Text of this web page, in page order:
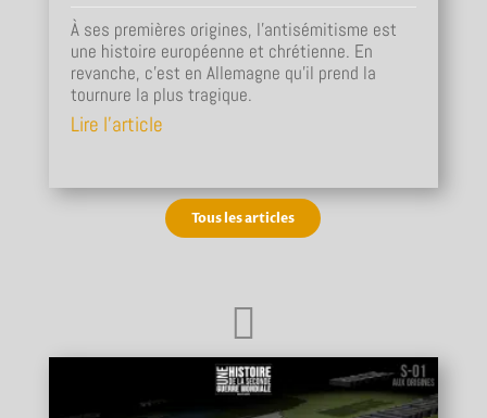
À ses premières origines, l'antisémitisme est
une histoire européenne et chrétienne. En
revanche, c'est en Allemagne qu'il prend la
tournure la plus tragique.
Lire l'article
Tous les articles
